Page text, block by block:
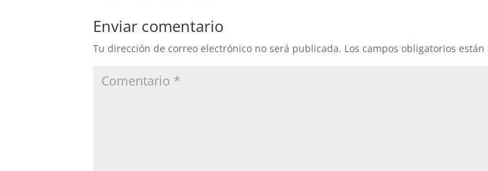
Enviar comentario
Tu dirección de correo electrónico no será publicada. Los campos obligatorios